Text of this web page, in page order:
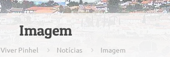
Imagem
Viver Pinhel Notícias Imagem